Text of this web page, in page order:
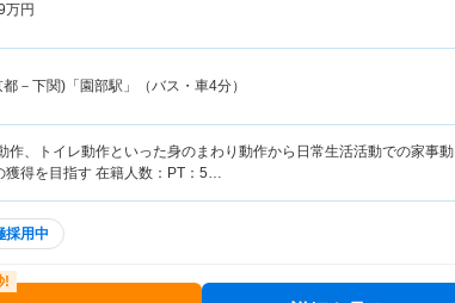
万円
－下関)「園部駅」（バス・車4分）
作、トイレ動作といった身のまわり動作から日常生活活動での家事動
獲得を目指す 在籍人数：PT：5…
採用中